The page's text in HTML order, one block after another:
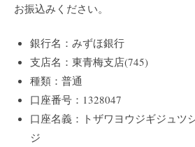
お振込みください。
銀行名：みずほ銀行
支店名：東青梅支店(745)
種類：普通
口座番号：1328047
口座名義：トザワヨウジギジュツ
ジ